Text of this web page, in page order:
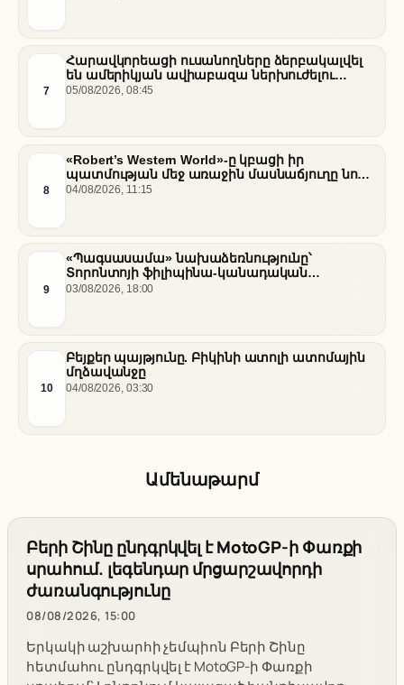
7
Հարավկորեացի ուսանողները ձերբակալվել
են ամերիկյան ավիաբազա ներխուժելու
համար
05/08/2026, 08:45
8
«Robert’s Western World»-ը կբացի իր
պատմության մեջ առաջին մասնաճյուղը նոր
«Nissan Stadium» մարզադաշտում
04/08/2026, 11:15
9
«Պագսասամա» նախաձեռնությունը՝
Տորոնտոյի ֆիլիպինա-կանադական
արվեստագետների համար
03/08/2026, 18:00
10
Բեյքեր պայթյունը. Բիկինի ատոլի ատոմային
մղձավանջը
04/08/2026, 03:30
Ամենաթարմ
Բերի Շինը ընդգրկվել է MotoGP-ի Փառքի
սրահում. լեգենդար մրցարշավորդի
ժառանգությունը
08/08/2026, 15:00
Երկակի աշխարհի չեմպիոն Բերի Շինը
հետմահու ընդգրկվել է MotoGP-ի Փառքի